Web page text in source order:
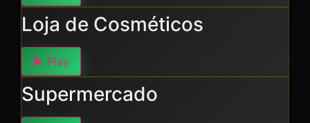
Loja de Cosméticos
▶ Play
Supermercado